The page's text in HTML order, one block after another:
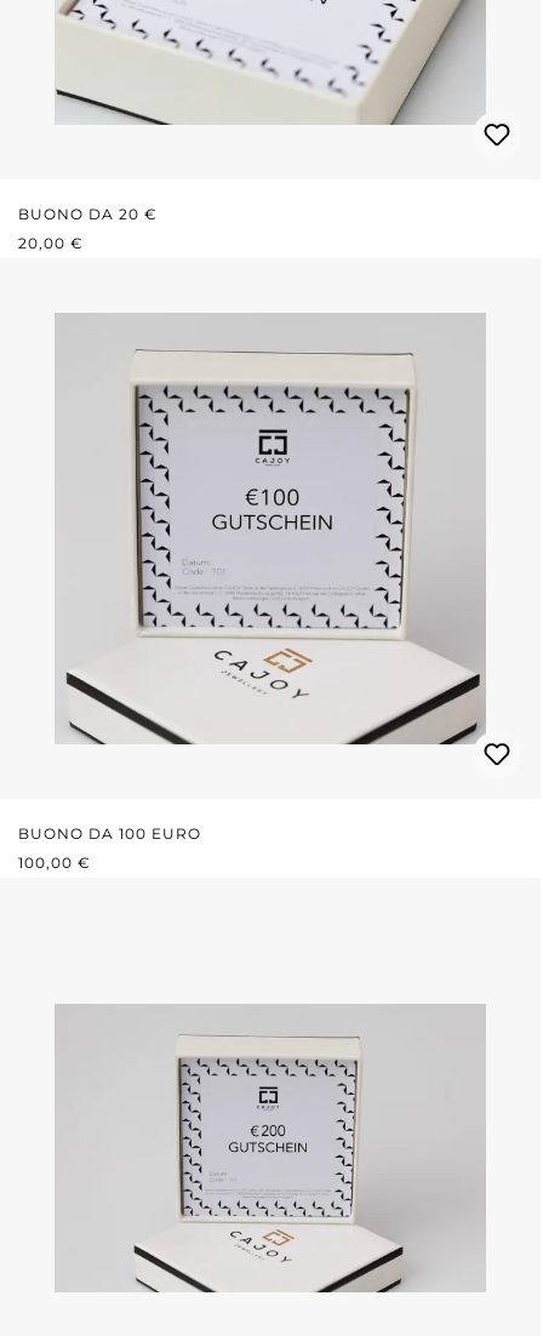
BUONO DA 20 €
PREZZO NORMALE:
20,00 €
BUONO DA 100 EURO
PREZZO NORMALE:
100,00 €